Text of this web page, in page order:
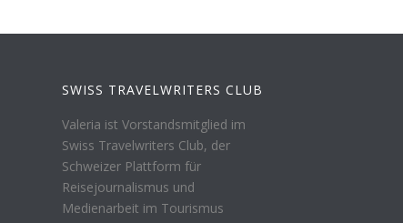
SWISS TRAVELWRITERS CLUB
Valeria ist Vorstandsmitglied im
Swiss Travelwriters Club, der
Schweizer Plattform für
Reisejournalismus und
Medienarbeit im Tourismus